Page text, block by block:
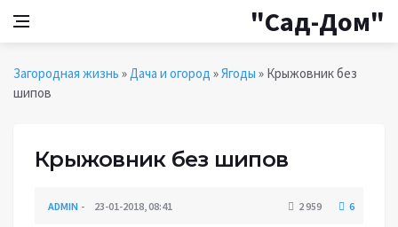
"Сад-Дом"
Загородная жизнь »Дача и огород »Ягоды » Крыжовник без
шипов
Крыжовник без шипов
ADMIN 23-01-2018, 08:41 2 959 6